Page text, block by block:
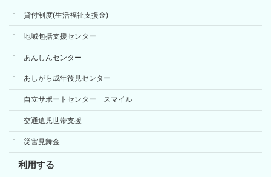
貸付制度(生活福祉支援金)
地域包括支援センター
あんしんセンター
あしがら成年後見センター
自立サポートセンター スマイル
交通遺児世帯支援
災害見舞金
利用する